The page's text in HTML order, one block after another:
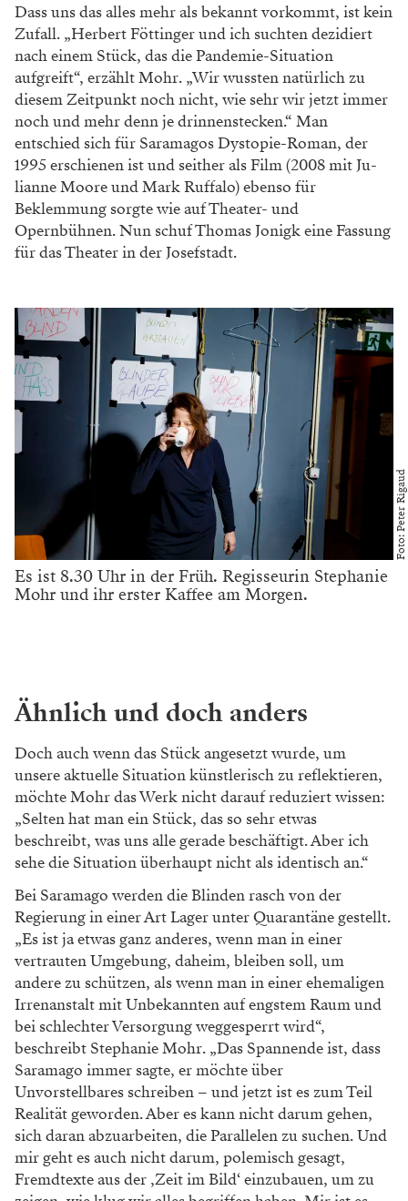
Dass uns das alles mehr als bekannt vorkommt, ist kein
Zufall. „Herbert Föttinger und ich suchten dezidiert
nach einem Stück, das die Pandemie-Situation
aufgreift“, erzählt Mohr. „Wir wussten natürlich zu
diesem Zeitpunkt noch nicht, wie sehr wir jetzt immer
noch und mehr denn je drinnenstecken.“ Man
entschied sich für Saramagos Dystopie-­Roman, der
1995 erschienen ist und seither als Film (2008 mit Ju­
lianne Moore und Mark Ruffalo) ebenso für
Beklemmung sorgte wie auf Theater- und
Opernbühnen. Nun schuf Thomas Jonigk eine Fassung
für das Theater in der Josefstadt.
Foto: Peter Rigaud
Es ist 8.30 Uhr in der Früh. ­Regisseurin Stephanie
Mohr und ihr erster Kaffee am Morgen.
Ähnlich und doch anders
Doch auch wenn das Stück angesetzt wurde, um
unsere aktuelle Situation künstlerisch zu reflektieren,
möchte Mohr das Werk nicht darauf reduziert wissen:
„Selten hat man ein Stück, das so sehr etwas
beschreibt, was uns alle gerade beschäftigt. Aber ich
sehe die Situation überhaupt nicht als identisch an.“
Bei Saramago werden die Blinden rasch von der
Regierung in einer Art Lager unter Quarantäne gestellt.
„Es ist ja etwas ganz anderes, wenn man in einer
vertrauten Umgebung, daheim, bleiben soll, um
andere zu schützen, als wenn man in einer ehemaligen
Irrenanstalt mit Unbekannten auf engstem Raum und
bei schlechter Versorgung weggesperrt wird“,
beschreibt Stephanie Mohr. „Das Spannende ist, dass
Saramago immer sagte, er möchte über
Unvorstellbares schreiben – und jetzt ist es zum Teil
Realität geworden. Aber es kann nicht darum gehen,
sich daran abzuarbeiten, die Parallelen zu suchen. Und
mir geht es auch nicht darum, polemisch gesagt,
Fremdtexte aus der ‚Zeit im Bild‘ einzubauen, um zu